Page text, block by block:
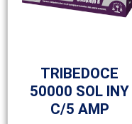
TRIBEDOCE
50000 SOL INY
C/5 AMP